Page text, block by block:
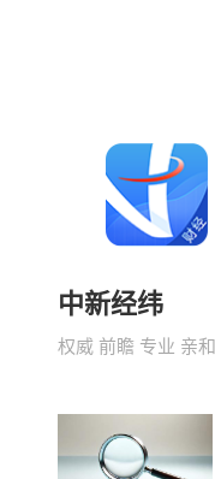
中新经纬
权威 前瞻 专业 亲和